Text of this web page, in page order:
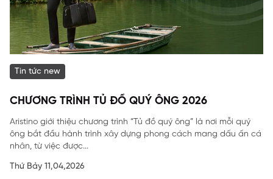
Tin tức new
CHƯƠNG TRÌNH TỦ ĐỒ QUÝ ÔNG 2026
Aristino giới thiệu chương trình “Tủ đồ quý ông” là nơi mỗi quý
ông bắt đầu hành trình xây dựng phong cách mang dấu ấn cá
nhân, từ việc được...
Thứ Bảy 11,04,2026